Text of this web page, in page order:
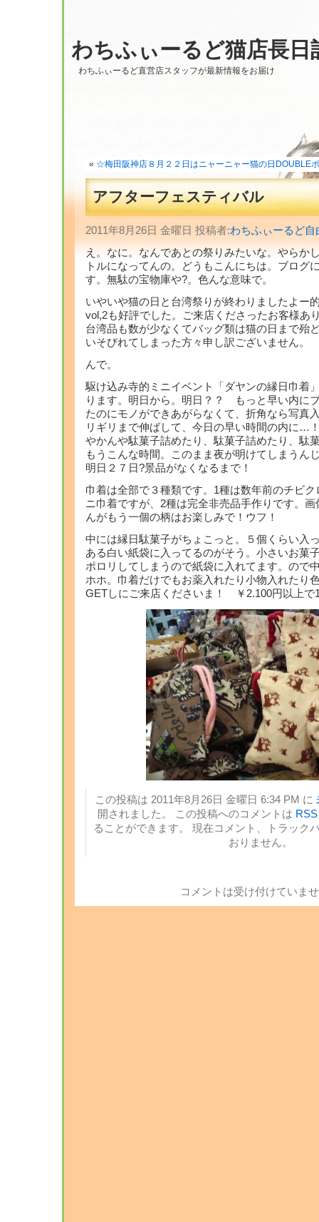
わちふぃーるど猫店長日
わちふぃーるど直営店スタッフが最新情報をお届け
« ☆梅田阪神店８月２２日はニャーニャー猫の日DOUBLE
アフターフェスティバル
2011年8月26日 金曜日 投稿者:わちふぃーるど自
え。なに。なんであとの祭りみたいな。やらか
トルになってんの。どうもこんにちは。ブログ
す。無駄の宝物庫や?。色んな意味で。
いやいや猫の日と台湾祭りが終わりましたよー
vol,2も好評でした。ご来店くださったお客様あ
台湾品も数が少なくてバッグ類は猫の日まで殆
いそびれてしまった方々申し訳ございません。
んで。
駆け込み寺的ミニイベント「ダヤンの縁日巾着
ります。明日から。明日？？ もっと早い内に
たのにモノができあがらなくて、折角なら写真
リギリまで伸ばして、今日の早い時間の内に…
やかんや駄菓子詰めたり、駄菓子詰めたり、駄
もうこんな時間。このまま夜が明けてしまうん
明日２７日?景品がなくなるまで！
巾着は全部で３種類です。1種は数年前のチビ
ニ巾着ですが、2種は完全非売品手作りです。
んがもう一個の柄はお楽しみで！ウフ！
中には縁日駄菓子がちょこっと。５個くらい入
ある白い紙袋に入ってるのがそう。小さいお菓
ポロリしてしまうので紙袋に入れてます。ので
ホホ。巾着だけでもお薬入れたり小物入れたり
GETしにご来店くださいま！ ￥2.100円以上で
この投稿は 2011年8月26日 金曜日 6:34 PM に
開されました。 この投稿へのコメントは
ることができます。 現在コメント、トラック
おりません。
コメントは受け付けていま